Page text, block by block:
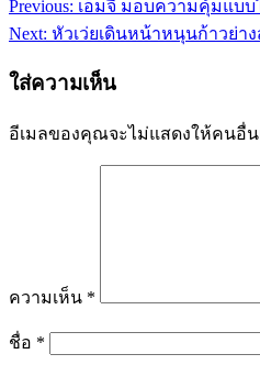
แนะแนว
Previous: เอ็มจี มอบความคุ้มแบบ
Next: หัวเว่ยเดินหน้าหนุนก้าวย่า
ใส่ความเห็น
อีเมลของคุณจะไม่แสดงให้คนอื่น
ความเห็น *
ชื่อ *